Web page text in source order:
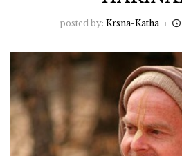
posted by: Krsna-Katha